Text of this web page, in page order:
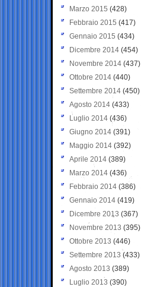
Marzo 2015 (428)
Febbraio 2015 (417)
Gennaio 2015 (434)
Dicembre 2014 (454)
Novembre 2014 (437)
Ottobre 2014 (440)
Settembre 2014 (450)
Agosto 2014 (433)
Luglio 2014 (436)
Giugno 2014 (391)
Maggio 2014 (392)
Aprile 2014 (389)
Marzo 2014 (436)
Febbraio 2014 (386)
Gennaio 2014 (419)
Dicembre 2013 (367)
Novembre 2013 (395)
Ottobre 2013 (446)
Settembre 2013 (433)
Agosto 2013 (389)
Luglio 2013 (390)